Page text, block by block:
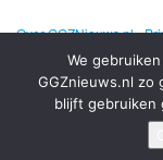
Over GGZNieuws.nl•
GGZNIEUWS.NL –
EN DE GGZ OP EEN RIJ!
We
GGZnieuws.nl zo
blijft gebruiken